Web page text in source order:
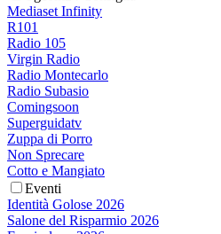
Mediaset Infinity
R101
Radio 105
Virgin Radio
Radio Montecarlo
Radio Subasio
Comingsoon
Superguidatv
Zuppa di Porro
Non Sprecare
Cotto e Mangiato
Eventi
Identità Golose 2026
Salone del Risparmio 2026